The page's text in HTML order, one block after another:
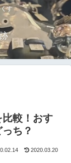
す
較！おす
ち？
2020.03.20